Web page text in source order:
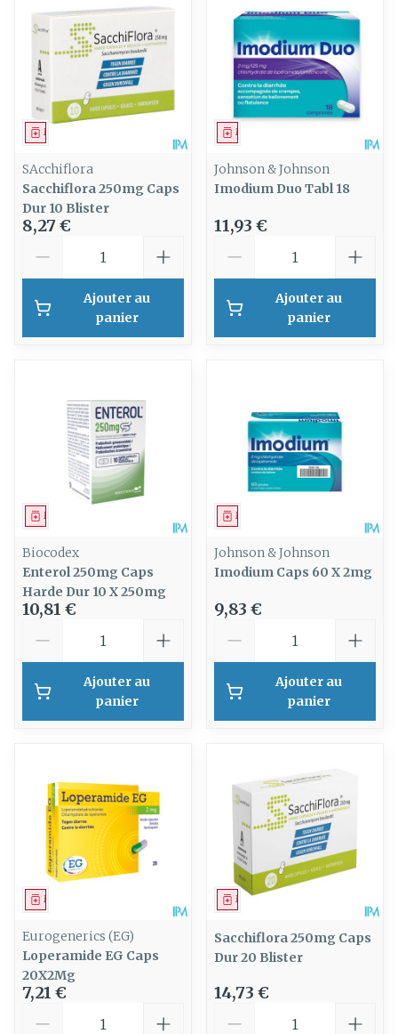
Médicament
SAcchiflora
Sacchiflora 250mg Caps
Dur 10 Blister
8,27 €
Ajouter au
panier
Médicament
Johnson & Johnson
Imodium Duo Tabl 18
11,93 €
Ajouter au
panier
Médicament
Biocodex
Enterol 250mg Caps
Harde Dur 10 X 250mg
10,81 €
Ajouter au
panier
Médicament
Johnson & Johnson
Imodium Caps 60 X 2mg
9,83 €
Ajouter au
panier
Médicament
Eurogenerics (EG)
Loperamide EG Caps
20X2Mg
7,21 €
Médicament
Sacchiflora 250mg Caps
Dur 20 Blister
14,73 €